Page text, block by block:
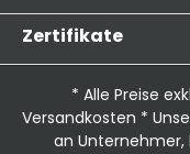
Zertifikate
* Alle Preise
Versandkosten *
an Unternehmer,